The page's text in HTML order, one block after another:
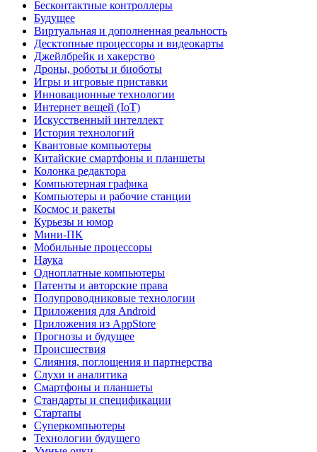
Бесконтактные контроллеры
Будущее
Виртуальная и дополненная реальность
Десктопные процессоры и видеокарты
Джейлбрейк и хакерство
Дроны, роботы и биоботы
Игры и игровые приставки
Инновационные технологии
Интернет вещей (IoT)
Искусственный интеллект
История технологий
Квантовые компьютеры
Китайские смартфоны и планшеты
Колонка редактора
Компьютерная графика
Компьютеры и рабочие станции
Космос и ракеты
Курьезы и юмор
Мини-ПК
Мобильные процессоры
Наука
Одноплатные компьютеры
Патенты и авторские права
Полупроводниковые технологии
Приложения для Android
Приложения из AppStore
Прогнозы и будущее
Происшествия
Слияния, поглощения и партнерства
Слухи и аналитика
Смартфоны и планшеты
Стандарты и спецификации
Стартапы
Суперкомпьютеры
Технологии будущего